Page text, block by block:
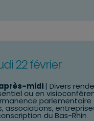
22 février
midi| Divers
ou en
parlementaire
associations,
du Bas-Rhin